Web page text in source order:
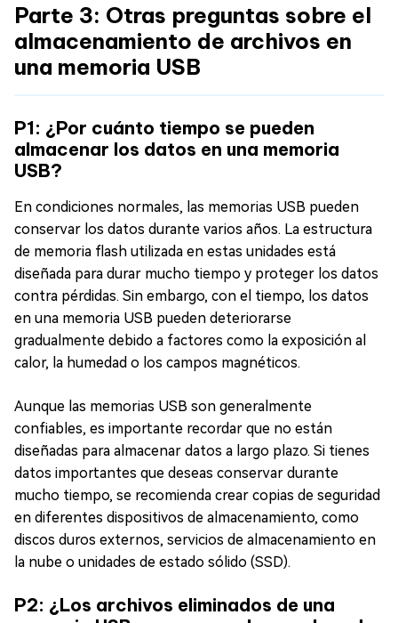
Parte 3: Otras preguntas sobre el
almacenamiento de archivos en
una memoria USB
P1: ¿Por cuánto tiempo se pueden
almacenar los datos en una memoria
USB?
En condiciones normales, las memorias USB pueden
conservar los datos durante varios años. La estructura
de memoria flash utilizada en estas unidades está
diseñada para durar mucho tiempo y proteger los datos
contra pérdidas. Sin embargo, con el tiempo, los datos
en una memoria USB pueden deteriorarse
gradualmente debido a factores como la exposición al
calor, la humedad o los campos magnéticos.
Aunque las memorias USB son generalmente
confiables, es importante recordar que no están
diseñadas para almacenar datos a largo plazo. Si tienes
datos importantes que deseas conservar durante
mucho tiempo, se recomienda crear copias de seguridad
en diferentes dispositivos de almacenamiento, como
discos duros externos, servicios de almacenamiento en
la nube o unidades de estado sólido (SSD).
P2: ¿Los archivos eliminados de una